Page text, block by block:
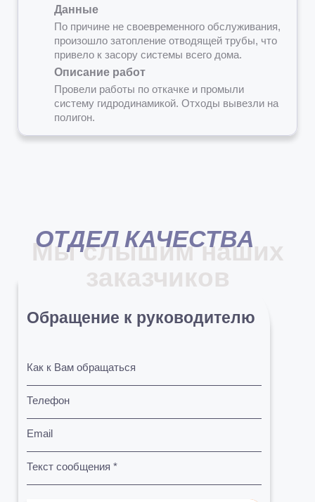
Данные
По причине не своевременного обслуживания,
произошло затопление отводящей трубы, что
привело к засору системы всего дома.
Описание работ
Провели работы по откачке и промыли
систему гидродинамикой. Отходы вывезли на
полигон.
Обращение к руководителю
ОТДЕЛ КАЧЕСТВА
Как к Вам обращаться
Телефон
Email
Текст сообщения *
Мы слышим наших
заказчиков